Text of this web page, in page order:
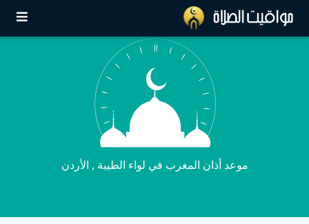
موعد أذان المغرب في لواء الطيبة , الأردن